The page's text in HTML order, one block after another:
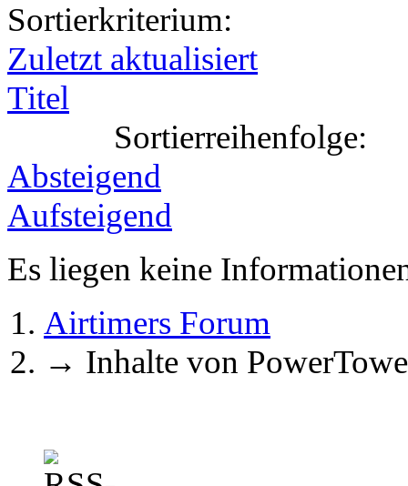
Sortierkriterium:
Zuletzt aktualisiert
Titel
Sortierreihenfolge:
Absteigend
Aufsteigend
Es liegen keine
Airtimers Forum
→ Inhalte von